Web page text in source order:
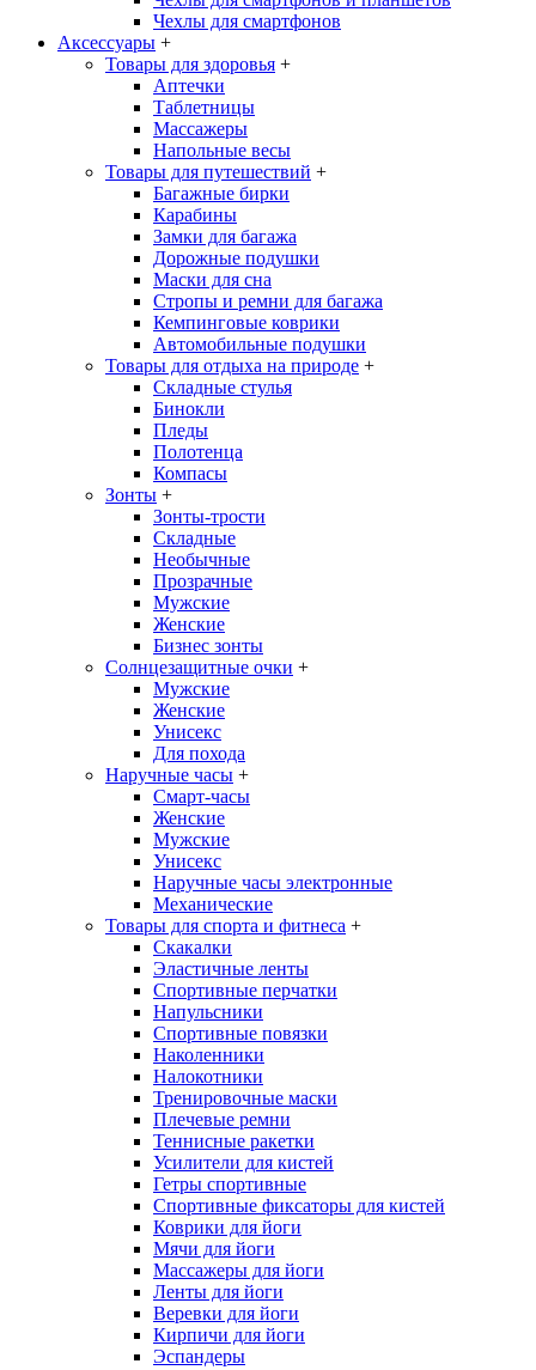
Чехлы для смартфонов
Аксессуары +
Товары для здоровья +
Аптечки
Таблетницы
Массажеры
Напольные весы
Товары для путешествий +
Багажные бирки
Карабины
Замки для багажа
Дорожные подушки
Маски для сна
Стропы и ремни для багажа
Кемпинговые коврики
Автомобильные подушки
Товары для отдыха на природе +
Складные стулья
Бинокли
Пледы
Полотенца
Компасы
Зонты +
Зонты-трости
Складные
Необычные
Прозрачные
Мужские
Женские
Бизнес зонты
Солнцезащитные очки +
Мужские
Женские
Унисекс
Для похода
Наручные часы +
Смарт-часы
Женские
Мужские
Унисекс
Наручные часы электронные
Механические
Товары для спорта и фитнеса +
Скакалки
Эластичные ленты
Спортивные перчатки
Напульсники
Спортивные повязки
Наколенники
Налокотники
Тренировочные маски
Плечевые ремни
Теннисные ракетки
Усилители для кистей
Гетры спортивные
Спортивные фиксаторы для кистей
Коврики для йоги
Мячи для йоги
Массажеры для йоги
Ленты для йоги
Веревки для йоги
Кирпичи для йоги
Эспандеры